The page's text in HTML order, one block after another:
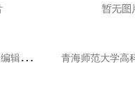
青
海师范大学学报编辑部赴大通县城关镇上毛佰胜村开展帮扶慰问活动